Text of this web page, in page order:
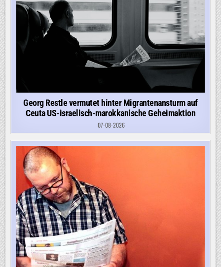
Georg Restle vermutet hinter Migrantenansturm auf
Ceuta US-israelisch-marokkanische Geheimaktion
07-08-2026